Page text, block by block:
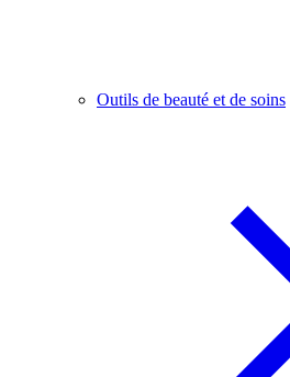
Outils de beauté et de soins